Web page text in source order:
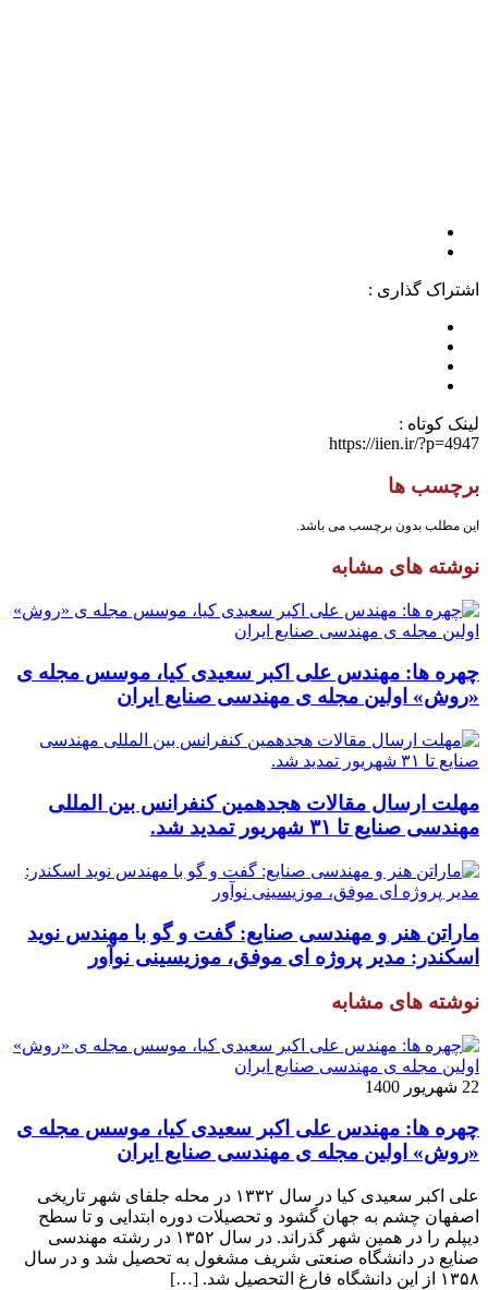
اشتراک گذاری :
لینک کوتاه :
https://iien.ir/?p=4947
برچسب ها
این مطلب بدون برچسب می باشد.
نوشته های مشابه
چهره ها: مهندس علی اکبر سعیدی کیا، موسس مجله ی
«روش» اولین مجله ی مهندسی صنایع ایران
مهلت ارسال مقالات هجدهمین کنفرانس بین المللی
مهندسی صنایع تا ۳۱ شهریور تمدید شد.
ماراتن هنر و مهندسی صنایع: گفت و گو با مهندس نوید
اسکندر: مدیر پروژه ای موفق، موزیسینی نوآور
نوشته های مشابه
22 شهریور 1400
چهره ها: مهندس علی اکبر سعیدی کیا، موسس مجله ی
«روش» اولین مجله ی مهندسی صنایع ایران
علی اکبر سعیدی کیا در سال ۱۳۳۲ در محله جلفای شهر تاریخی
اصفهان چشم به جهان گشود و تحصیلات دوره ابتدایی و تا سطح
دیپلم را در همین شهر گذراند. در سال ۱۳۵۲ در رشته مهندسی
صنایع در دانشگاه صنعتی شریف مشغول به تحصیل شد و در سال
۱۳۵۸ از این دانشگاه فارغ التحصیل شد. […]